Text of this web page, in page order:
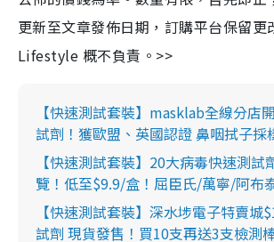
更新至文章發佈日期，訂購平台保留更
Lifestyle 概不負責。>>
【快速測試套裝】masklab全線分店
試劑！獲歐盟、英國認證 鼻咽拭子採
【快速測試套裝】20大病毒快速測試
覽！低至$9.9/盒！屈臣氏/萬寧/阿布
【快速測試套裝】深水埗電子特賣城
試劑 現貨發售！買10支再送3支檢測